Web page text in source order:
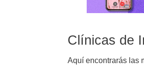
Clínicas de
Aquí encontrarás las